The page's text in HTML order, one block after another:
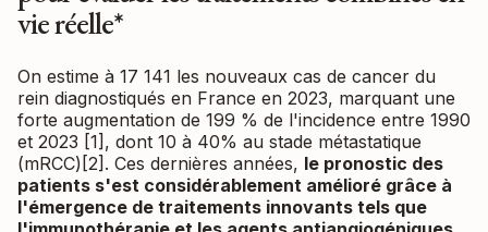
vie réelle*
On estime à 17 141 les nouveaux cas de cancer du
rein diagnostiqués en France en 2023, marquant une
forte augmentation de 199 % de l'incidence entre 1990
et 2023 [1], dont 10 à 40% au stade métastatique
(mRCC)[2]. Ces dernières années, le pronostic des
patients s'est considérablement amélioré grâce à
l'émergence de traitements innovants tels que